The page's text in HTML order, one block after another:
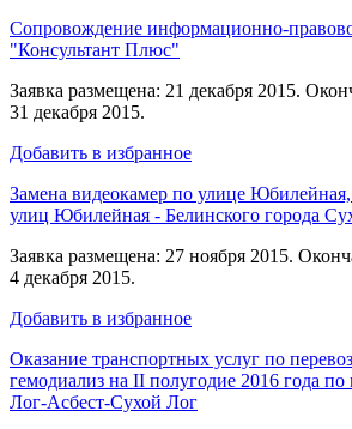
Сопровождение информационно-
"Консультант Плюс"
Заявка размещена: 21 декабря 2015.
31 декабря 2015.
Добавить в избранное
Замена видеокамер по улице Юбилейная,
улиц Юбилейная - Белинского города
Заявка размещена: 27 ноября 2015.
4 декабря 2015.
Добавить в избранное
Оказание транспортных услуг по
гемодиализ на II полугодие 2016 года
Лог-Асбест-Сухой Лог